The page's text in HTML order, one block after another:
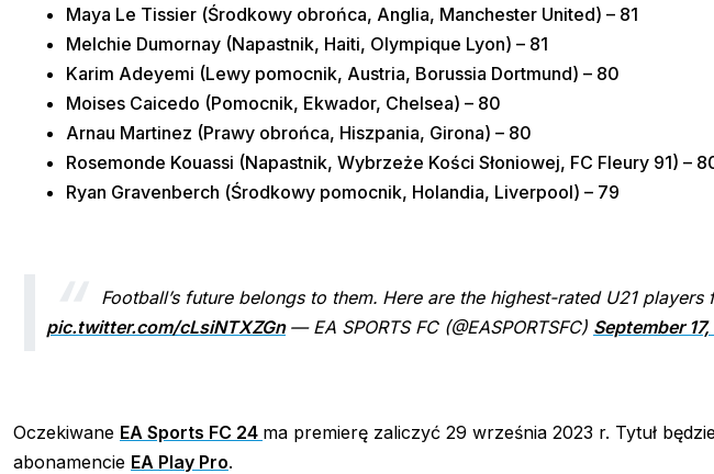
Maya Le Tissier (Środkowy obrońca, Anglia, Manchester United) – 81
Melchie Dumornay (Napastnik, Haiti, Olympique Lyon) – 81
Karim Adeyemi (Lewy pomocnik, Austria, Borussia Dortmund) – 80
Moises Caicedo (Pomocnik, Ekwador, Chelsea) – 80
Arnau Martinez (Prawy obrońca, Hiszpania, Girona) – 80
Rosemonde Kouassi (Napastnik, Wybrzeże Kości Słoniowej, FC Fleury 91) –
Ryan Gravenberch (Środkowy pomocnik, Holandia, Liverpool) – 79
Football’s future belongs to them. Here are the highest-rated U21 players
pic.twitter.com/cLsiNTXZGn — EA SPORTS FC (@EASPORTSFC) September
Oczekiwane EA Sports FC 24 ma premierę zaliczyć 29 września 2023 r. Tytuł
abonamencie EA Play Pro.